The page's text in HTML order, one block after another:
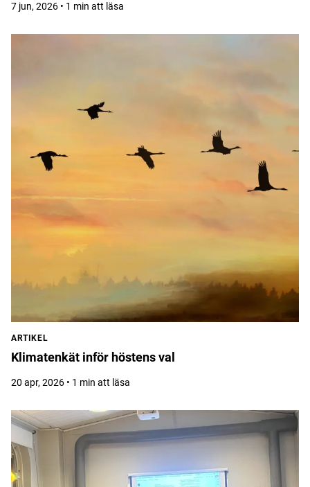
7 jun, 2026 • 1 min att läsa
ARTIKEL
Klimatenkät inför höstens val
20 apr, 2026 • 1 min att läsa